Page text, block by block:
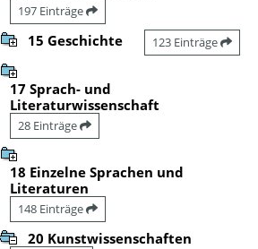
197 Einträge
15 Geschichte 123 Einträge
17 Sprach- und
Literaturwissenschaft
28 Einträge
18 Einzelne Sprachen und
Literaturen
148 Einträge
20 Kunstwissenschaften